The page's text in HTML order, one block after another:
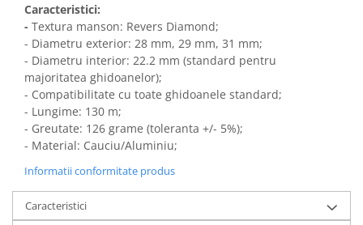
Caracteristici:
- Textura manson: Revers Diamond;
- Diametru exterior: 28 mm, 29 mm, 31 mm;
- Diametru interior: 22.2 mm (standard pentru
majoritatea ghidoanelor);
- Compatibilitate cu toate ghidoanele standard;
- Lungime: 130 m;
- Greutate: 126 grame (toleranta +/- 5%);
- Material: Cauciu/Aluminiu;
Informatii conformitate produs
Caracteristici